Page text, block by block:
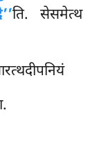
ति. सेसमेत्थ